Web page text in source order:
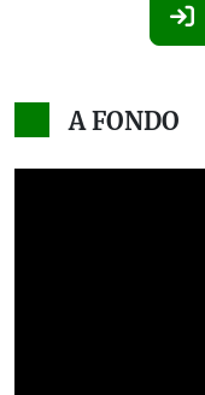
A FONDO